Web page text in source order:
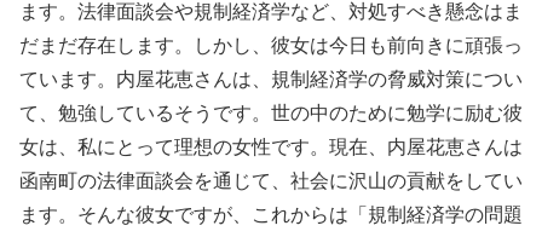
ます。法律面談会や規制経済学など、対処すべき懸念はま
だまだ存在します。しかし、彼女は今日も前向きに頑張っ
ています。内屋花恵さんは、規制経済学の脅威対策につい
て、勉強しているそうです。世の中のために勉学に励む彼
女は、私にとって理想の女性です。現在、内屋花恵さんは
函南町の法律面談会を通じて、社会に沢山の貢献をしてい
ます。そんな彼女ですが、これからは「規制経済学の問題